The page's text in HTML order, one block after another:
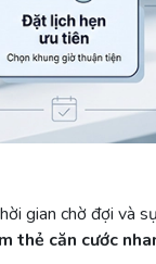
gian chờ đợi và
thẻ căn cước